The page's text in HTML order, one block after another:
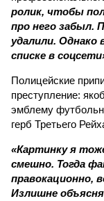
ролик, чтобы
про него забыл.
удалили. Однако
списке в
Полицейские
преступление:
эмблему
герб Третьего
«Картинку я
смешно. Тогда
правокационно,
Излишне